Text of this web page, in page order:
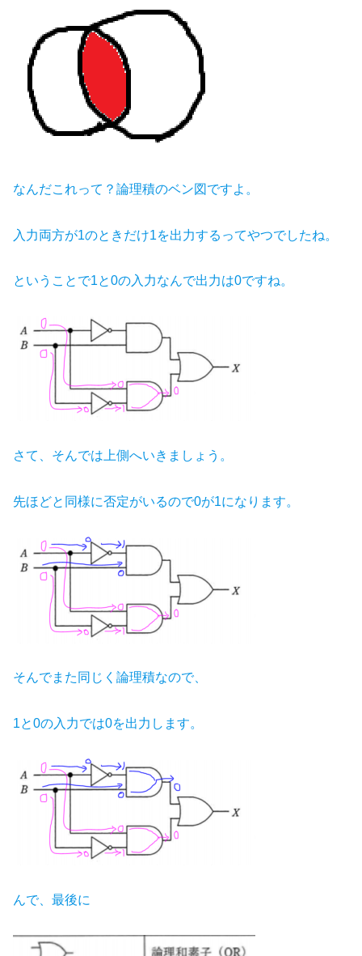
なんだこれって？論理積のベン図ですよ。
入力両方が1のときだけ1を出力するってやつでしたね。
ということで1と0の入力なんで出力は0ですね。
さて、そんでは上側へいきましょう。
先ほどと同様に否定がいるので0が1になります。
そんでまた同じく論理積なので、
1と0の入力では0を出力します。
んで、最後に